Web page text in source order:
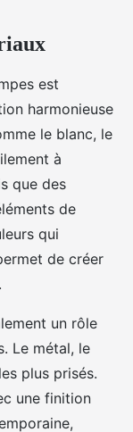
est
harmonieuse
le blanc, le
à
que des
de
qui
de créer
un rôle
Le métal, le
plus prisés.
une finition